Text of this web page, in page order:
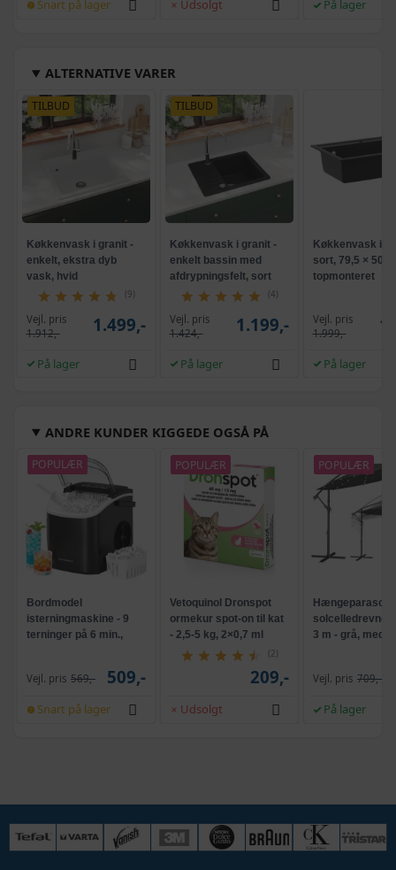
Snart på lager Udsolgt På lager
ALTERNATIVE VARER
TILBUD
Køkkenvask i granit -
enkelt, ekstra dyb
vask, hvid
(9)
Vejl. pris
1.912,-
1.499,-
På lager
TILBUD
Køkkenvask i granit -
enkelt bassin med
afdrypningsfelt, sort
(4)
Vejl. pris
1.424,-
1.199,-
På lager
Køkkenvask i
sort, 79,5 × 50,5
topmonteret
Vejl. pris
1.999,-
På lager
ANDRE KUNDER KIGGEDE OGSÅ PÅ
POPULÆR
Bordmodel
isterningmaskine - 9
terninger på 6 min.,
Vejl. pris 569,- 509,-
Snart på lager
POPULÆR
Vetoquinol Dronspot
ormekur spot-on til kat
- 2,5-5 kg, 2×0,7 ml
(2)
209,-
Udsolgt
POPULÆR
Hængeparasols
solcelledrevne
3 m - grå, med
Vejl. pris 709,-
På lager